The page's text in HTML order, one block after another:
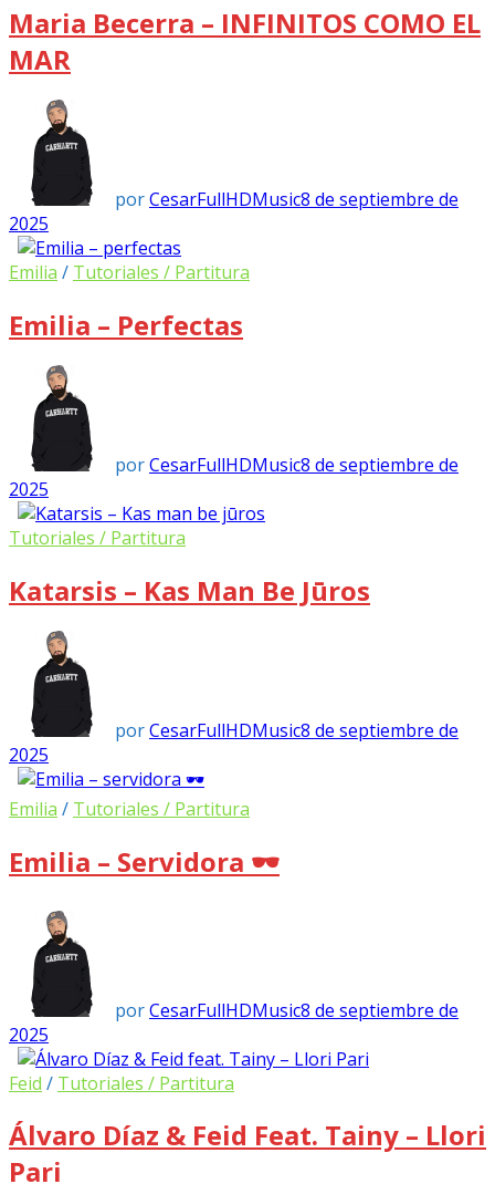
Maria Becerra – INFINITOS COMO EL
MAR
porCesarFullHDMusic8 de septiembre de
2025
Emilia / Tutoriales / Partitura
Emilia – Perfectas
porCesarFullHDMusic8 de septiembre de
2025
Tutoriales / Partitura
Katarsis – Kas Man Be Jūros
porCesarFullHDMusic8 de septiembre de
2025
Emilia / Tutoriales / Partitura
Emilia – Servidora 🕶️
porCesarFullHDMusic8 de septiembre de
2025
Feid / Tutoriales / Partitura
Álvaro Díaz & Feid Feat. Tainy – Llori
Pari